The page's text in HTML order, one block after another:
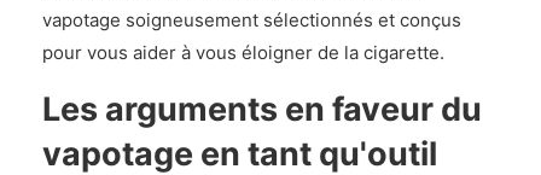
vapotage soigneusement sélectionnés et conçus
pour vous aider à vous éloigner de la cigarette.
Les arguments en faveur du
vapotage en tant qu'outil